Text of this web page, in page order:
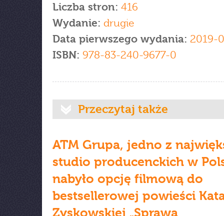
Liczba stron: 416
Wydanie: drugie
Data pierwszego wydania: 2019-
ISBN: 978-83-240-9677-0
Przeczytaj także
ATM Grupa, jedno z
studio producenckich w
nabyło opcję filmową do
bestsellerowej powieści
Zyskowskiej „Sprawa